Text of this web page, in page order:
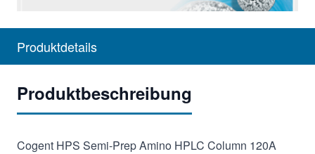
Produktdetails
Produktbeschreibung
Cogent HPS Semi-Prep Amino HPLC Column 120A